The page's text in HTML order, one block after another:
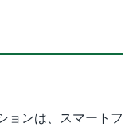
ョンは、スマートフ